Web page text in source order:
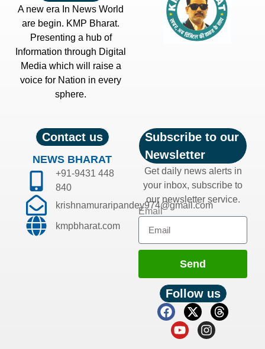
A new era In News World
are begin. KMP Bharat.
Presenting a hub of
Information through Digital
Media which will raise a
voice for Nation in every
sphere.
Contact us
NEWS BHARAT
+91-9431 448
840
krishnamuraripandey974@gmail.com
kmpbharat.com
Subscribe to our
Newsletter
Get daily news alerts in
your inbox, subscribe to
our newsletter service.
Email
Send
Follow us